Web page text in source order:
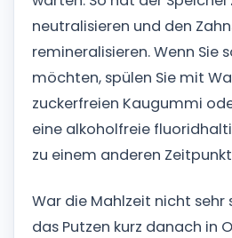
neutralisieren und den
remineralisieren. Wenn Sie
möchten, spülen Sie mit
zuckerfreien Kaugummi
eine alkoholfreie
zu einem anderen
War die Mahlzeit nicht sehr
das Putzen kurz danach in